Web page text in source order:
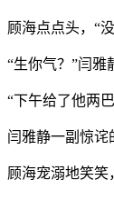
顾海点点头，“
“生你气？”闫雅
“下午给了他两
闫雅静一副惊诧
顾海宠溺地笑笑